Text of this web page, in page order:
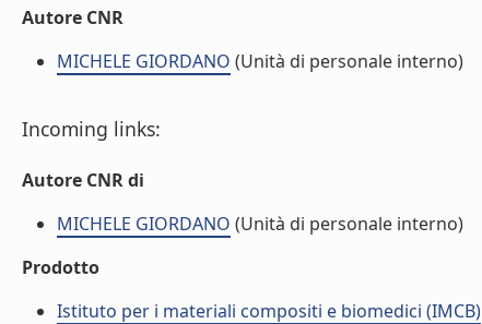
Autore CNR
MICHELE GIORDANO (Unità di personale interno)
Incoming links:
Autore CNR di
MICHELE GIORDANO (Unità di personale interno)
Prodotto
Istituto per i materiali compositi e biomedici (IMCB)